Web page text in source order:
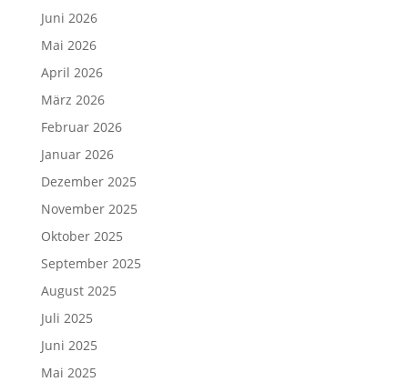
Juni 2026
Mai 2026
April 2026
März 2026
Februar 2026
Januar 2026
Dezember 2025
November 2025
Oktober 2025
September 2025
August 2025
Juli 2025
Juni 2025
Mai 2025